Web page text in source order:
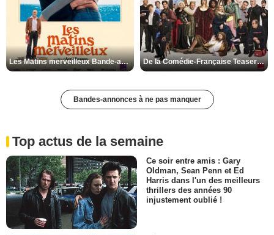
Les Matins merveilleux Bande-annonce VF De la Comédie-Française Teaser VF
Bandes-annonces à ne pas manquer
Top actus de la semaine
Ce soir entre amis : Gary
Oldman, Sean Penn et Ed
Harris dans l'un des meilleurs
thrillers des années 90
injustement oublié !